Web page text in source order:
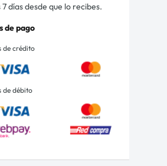
días desde que lo recibes.
de pago
de crédito
de débito